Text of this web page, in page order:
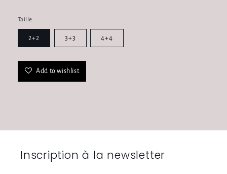
Taille
2+2 3+3 4+4
Add to wishlist
Inscription à la newsletter